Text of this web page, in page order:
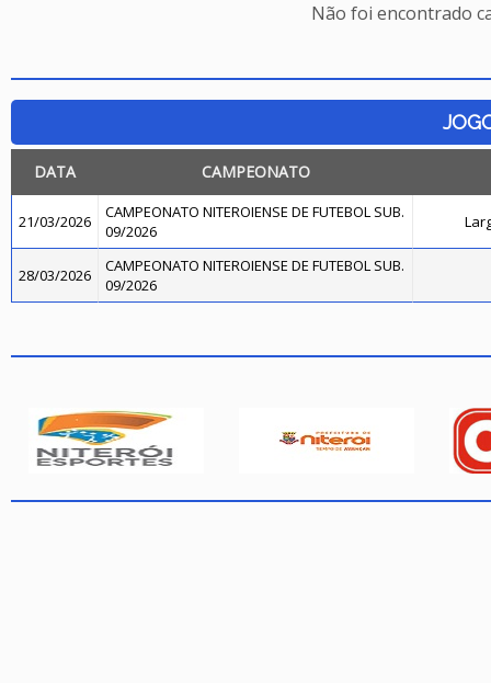
Não foi encontrado
DATA CAMPEONATO
21/03/2026
CAMPEONATO NITEROIENSE DE FUTEBOL SUB.
09/2026
28/03/2026
CAMPEONATO NITEROIENSE DE FUTEBOL SUB.
09/2026